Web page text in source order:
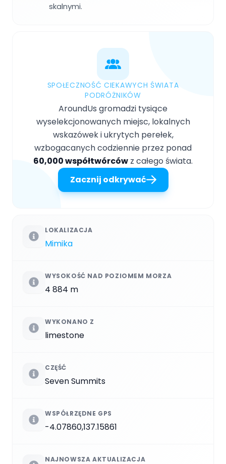
skalnymi.
SPOŁECZNOŚĆ CIEKAWYCH ŚWIATA
PODRÓŻNIKÓW
AroundUs gromadzi tysiące
wyselekcjonowanych miejsc, lokalnych
wskazówek i ukrytych perełek,
wzbogacanych codziennie przez ponad
60,000 współtwórców z całego świata.
Zacznij odkrywać
LOKALIZACJA
Mimika
WYSOKOŚĆ NAD POZIOMEM MORZA
4 884 m
WYKONANO Z
limestone
CZĘŚĆ
Seven Summits
WSPÓŁRZĘDNE GPS
-4.07860,137.15861
NAJNOWSZA AKTUALIZACJA